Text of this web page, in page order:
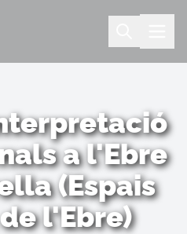
a l'Ebre
(Espais
l'Ebre)